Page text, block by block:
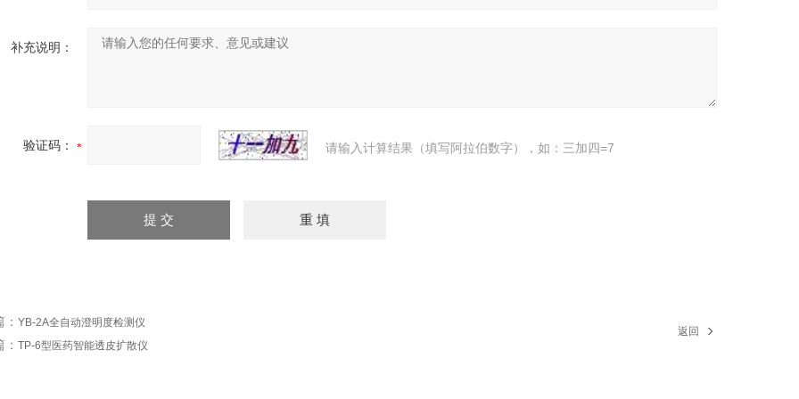
补充说明：
验证码： 请输入计算结果（填写阿拉伯数字），如：三加四=7
： YB-2A全自动澄明度检测仪
TP-6型医药智能透皮扩散仪
返回